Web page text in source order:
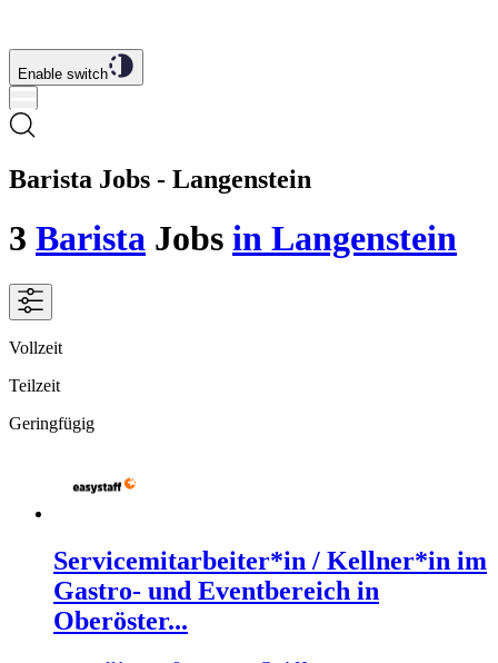
Enable switch
Barista Jobs - Langenstein
3 Barista Jobs in Langenstein
Vollzeit
Teilzeit
Geringfügig
Servicemitarbeiter*in / Kellner*in im
Gastro- und Eventbereich in
Oberöster...